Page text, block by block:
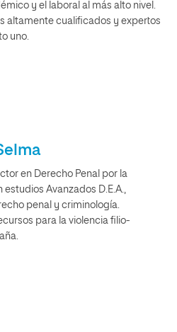
y el laboral al más alto nivel.
altamente cualificados y expertos
uno.
en Derecho Penal por la
estudios Avanzados D.E.A.,
penal y criminología.
para la violencia filio-